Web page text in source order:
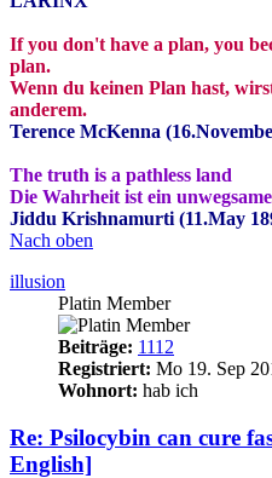
If you don't have a plan, you
plan.
Wenn du keinen Plan hast,
anderem.
Terence McKenna
The truth is a pathless land
Die Wahrheit ist ein
Jiddu Krishnamurti (11.May
Nach oben
illusion
Platin Member
Beiträge: 1112
Registriert: Mo 19. Sep
Wohnort: hab ich
Re: Psilocybin can cure
English]